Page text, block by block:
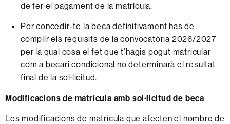
de fer el pagament de la matrícula.
Per concedir-te la beca definitivament has de
complir els requisits de la convocatòria 2026/2027
per la qual cosa el fet que t’hagis pogut matricular
com a becari condicional no determinarà el resultat
final de la sol·licitud.
Modificacions de matrícula amb sol·licitud de beca
Les modificacions de matrícula que afecten el nombre de